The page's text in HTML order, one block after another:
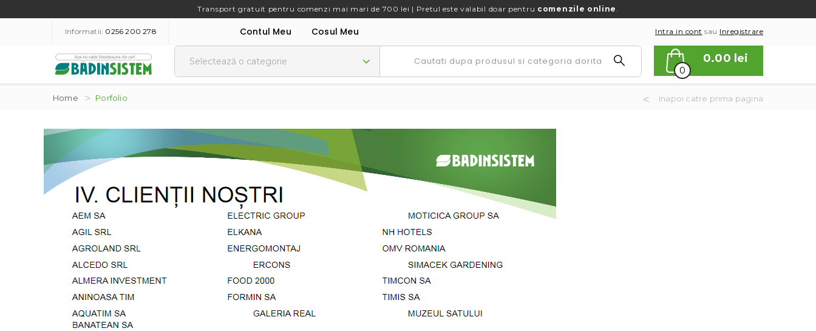
Transport gratuit pentru comenzi mai mari de 700 lei | Pretul este valabil doar pentru comenzile online.
Informatii: 0256 200 278 Contul Meu Cosul Meu Intra in cont sau Inregistrare
0
0.00 lei
Home Porfolio Inapoi catre prima pagina